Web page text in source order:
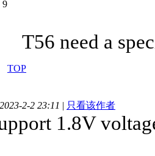
T56 need a
TOP
2-2 23:11 | 只看该作者
1.8V